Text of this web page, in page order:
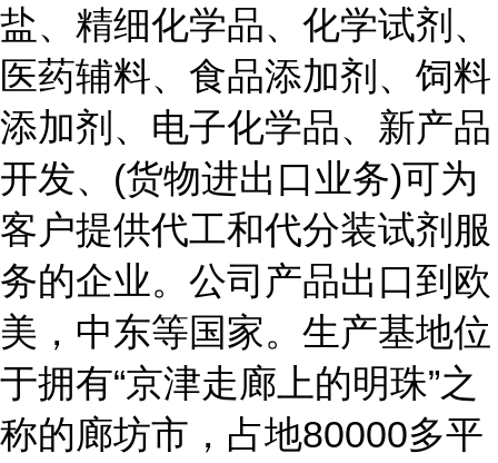
盐、精细化学品、化学试剂、
医药辅料、食品添加剂、饲料
添加剂、电子化学品、新产品
开发、(货物进出口业务)可为
客户提供代工和代分装试剂服
务的企业。公司产品出口到欧
美，中东等国家。生产基地位
于拥有“京津走廊上的明珠”之
称的廊坊市，占地80000多平